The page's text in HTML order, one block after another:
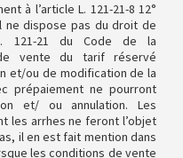
à l’article L. 121-21-8 12°
ne dispose pas du droit de
121-21 du Code de la
vente du tarif réservé
et/ou de modification de la
prépaiement ne pourront
et/ ou annulation. Les
les arrhes ne feront l’objet
il en est fait mention dans
les conditions de vente